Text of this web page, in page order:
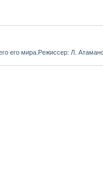
его мира.Режиссер: Л.